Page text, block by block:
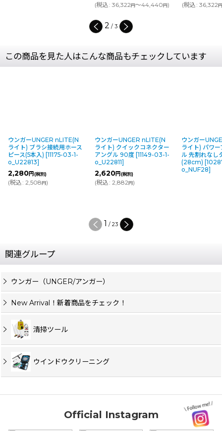
(税込: 36,322円～44,440円) (税込: 36,322円
2 / 3
この商品を見た人はこんな商品もチェックしています
ウンガーUNGER nLITE(N
ライト) ブラシ接続用ホース
ピース(5本入) [11175-03-1-
o_U22813]
2,280円(税別)
(税込: 2,508円)
ウンガーUNGER nLITE(N
ライト) クイックコネクター
アングル 90度 [11149-03-1-
o_U22811]
2,620円(税別)
(税込: 2,882円)
ウンガー
ライト) パワ
ル 先割れなし
(28cm) [
o_NUF28]
1 / 23
関連グループ
ウンガー（UNGER/アンガー）
New Arrival！新着商品をチェック！
清掃ツール
ウインドウクリーニング
Official Instagram